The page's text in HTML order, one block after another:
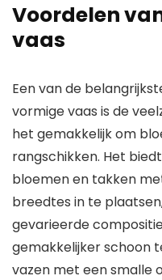
Voordelen
vaas
Een van de
vormige vaas is de
het gemakkelijk om
rangschikken. Het
bloemen en takken
breedtes in te
gevarieerde
gemakkelijker schoon
vazen met een smalle